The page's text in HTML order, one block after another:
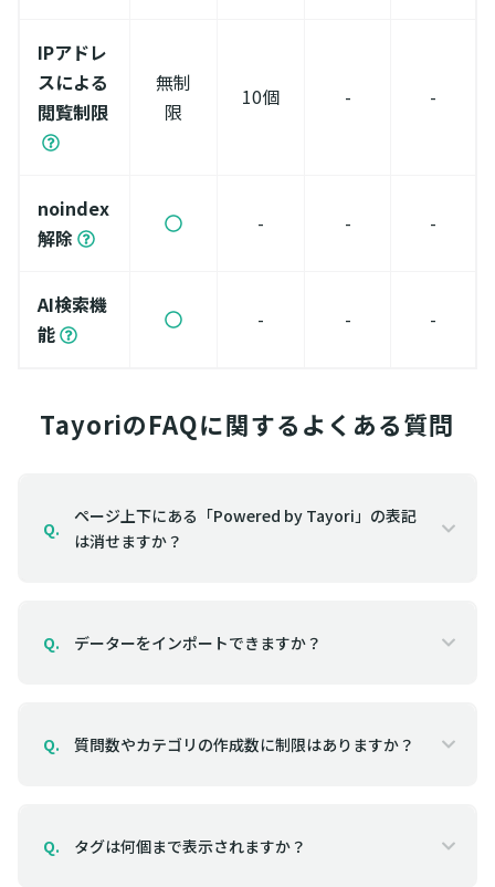
IPアドレ
スによる
閲覧制限
無制
限
10個 - -
noindex
解除
- - -
AI検索機
能
- - -
TayoriのFAQに関するよくある質問
Q.
ページ上下にある「Powered by Tayori」の表記
は消せますか？
Q. データーをインポートできますか？
Q. 質問数やカテゴリの作成数に制限はありますか？
Q. タグは何個まで表示されますか？